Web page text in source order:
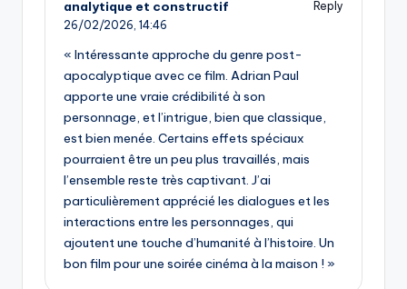
analytique et constructif
Reply
26/02/2026, 14:46
« Intéressante approche du genre post-
apocalyptique avec ce film. Adrian Paul
apporte une vraie crédibilité à son
personnage, et l’intrigue, bien que classique,
est bien menée. Certains effets spéciaux
pourraient être un peu plus travaillés, mais
l’ensemble reste très captivant. J’ai
particulièrement apprécié les dialogues et les
interactions entre les personnages, qui
ajoutent une touche d’humanité à l’histoire. Un
bon film pour une soirée cinéma à la maison ! »